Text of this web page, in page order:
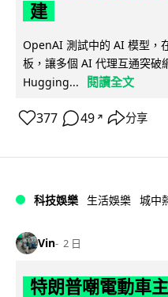
建
OpenAI 測試中的 AI 模型，
板，讓多個 AI 代理互通突破
Hugging...
閱讀全文
377 49 ↗ 分享
科技娛樂 生活娛樂 城中
Vin 2 日
特朗普嘲電動車